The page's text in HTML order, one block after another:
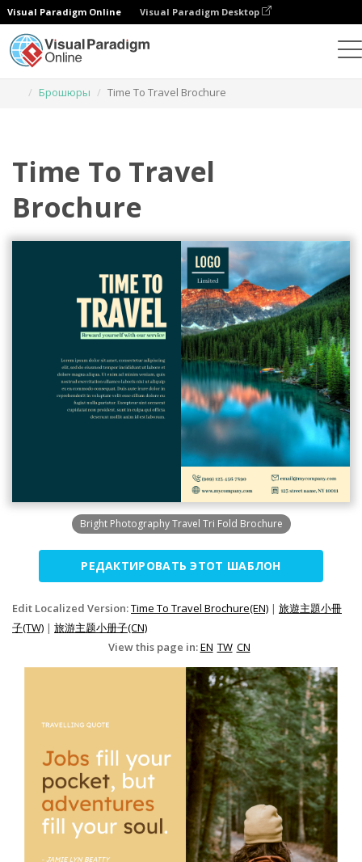
Visual Paradigm Online Visual Paradigm Desktop
Брошюры
Time To Travel Brochure
Time To Travel
Brochure
Bright Photography Travel Tri Fold Brochure
РЕДАКТИРОВАТЬ ЭТОТ ШАБЛОН
Edit Localized Version:Time To Travel Brochure(EN) | 旅遊主題小冊
子(TW) | 旅游主题小册子(CN)
View this page in:EN TW CN